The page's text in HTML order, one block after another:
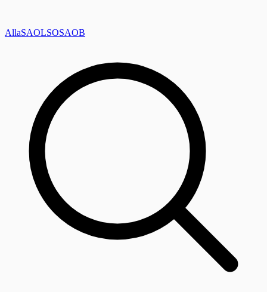
AllaSAOLSOSAOB